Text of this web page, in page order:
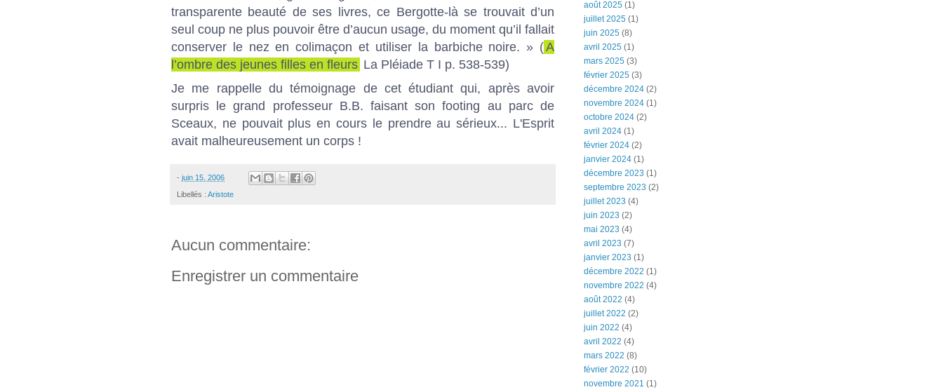
transparente beauté de ses livres, ce Bergotte-là se trouvait d’un
seul coup ne plus pouvoir être d’aucun usage, du moment qu’il fallait
conserver le nez en colimaçon et utiliser la barbiche noire. » (A
l’ombre des jeunes filles en fleurs La Pléiade T I p. 538-539)
Je me rappelle du témoignage de cet étudiant qui, après avoir
surpris le grand professeur B.B. faisant son footing au parc de
Sceaux, ne pouvait plus en cours le prendre au sérieux... L'Esprit
avait malheureusement un corps !
- juin 15, 2006
Libellés : Aristote
Aucun commentaire:
Enregistrer un commentaire
août 2025 (1)
juillet 2025 (1)
juin 2025 (8)
avril 2025 (1)
mars 2025 (3)
février 2025 (3)
décembre 2024 (2)
novembre 2024 (1)
octobre 2024 (2)
avril 2024 (1)
février 2024 (2)
janvier 2024 (1)
décembre 2023 (1)
septembre 2023 (2)
juillet 2023 (4)
juin 2023 (2)
mai 2023 (4)
avril 2023 (7)
janvier 2023 (1)
décembre 2022 (1)
novembre 2022 (4)
août 2022 (4)
juillet 2022 (2)
juin 2022 (4)
avril 2022 (4)
mars 2022 (8)
février 2022 (10)
novembre 2021 (1)